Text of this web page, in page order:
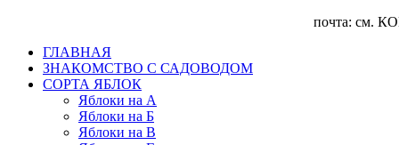
почта: см.
ГЛАВНАЯ
ЗНАКОМСТВО С САДОВОДОМ
CОРТА ЯБЛОК
Яблоки на А
Яблоки на Б
Яблоки на В